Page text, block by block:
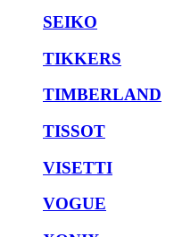
SEIKO
TIKKERS
TIMBERLAND
TISSOT
VISETTI
VOGUE